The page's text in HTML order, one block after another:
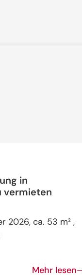
in
vermieten
2026, ca. 53 m² ,
Mehr lesen